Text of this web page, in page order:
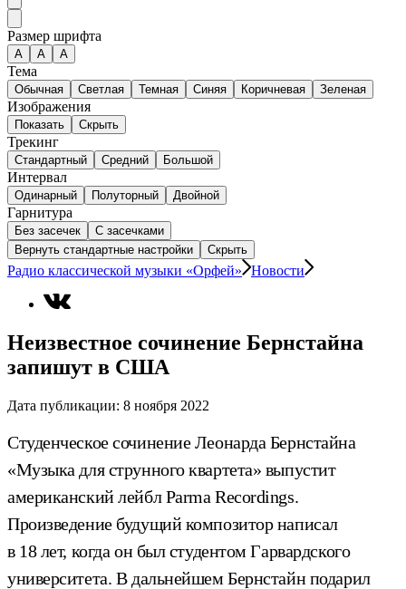
Размер шрифта
А A A
Тема
Обычная Светлая Темная Синяя Коричневая Зеленая
Изображения
Показать Скрыть
Трекинг
Стандартный Средний Большой
Интервал
Одинарный Полуторный Двойной
Гарнитура
Без засечек
С засечками
Вернуть стандартные настройки
Скрыть
Радио классической музыки «Орфей» Новости
Неизвестное сочинение Бернстайна
запишут в США
Дата публикации: 8 ноября 2022
Студенческое сочинение Леонарда Бернстайна
«Музыка для струнного квартета» выпустит
американский лейбл Parma Recordings.
Произведение будущий композитор написал
в 18 лет, когда он был студентом Гарвардского
университета. В дальнейшем Бернстайн подарил